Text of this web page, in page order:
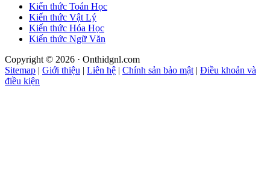
Kiến thức Toán Học
Kiến thức Vật Lý
Kiến thức Hóa Học
Kiến thức Ngữ Văn
Copyright © 2026 · Onthidgnl.com
Sitemap | Giới thiệu | Liên hệ | Chính sản bảo mật | Điều khoản và
điều kiện